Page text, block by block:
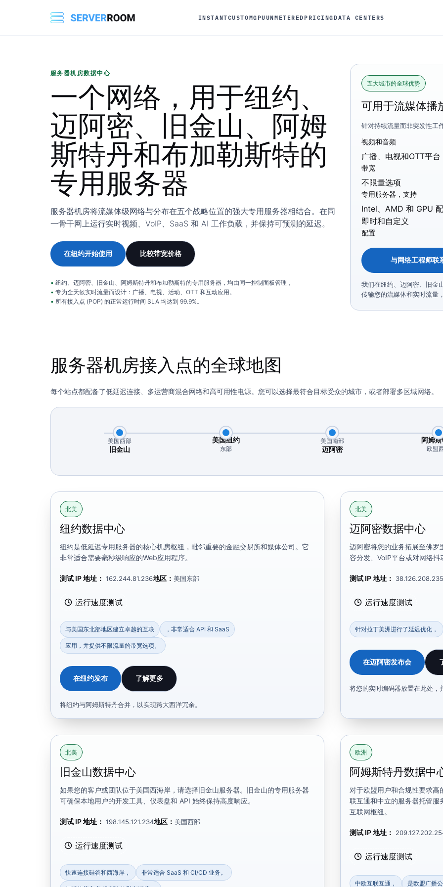
INSTANTCUSTOMGPUUNMETERED PRICING DATA CENTERS
服务器机房数据中心
一个网络，用于纽约、
迈阿密、旧金山、阿姆
斯特丹和布加勒斯特的
专用服务器
服务器机房将流媒体级网络与分布在五个战略位置的强大专用服务器相结合。在同
一骨干网上运行实时视频、VoIP、SaaS 和 AI 工作负载，并保持可预测的延迟。
在纽约开始使用 比较带宽价格
纽约、迈阿密、旧金山、阿姆斯特丹和布加勒斯特的专用服务器，均由同一控制面板管理，
专为全天候实时流量而设计：广播、电视、活动、OTT 和互动应用。
所有接入点 (POP) 的正常运行时间 SLA 均达到 99.9%。
五大城市的全球优势
可用于流媒体播
针对持续流量而非突发性工
视频和音频
广播、电视和OTT平台
带宽
不限量选项
专用服务器，支持
Intel、AMD 和 GPU
即时和自定义
配置
与网络工程师联
我们在纽约、迈阿密、旧金
传输您的流媒体和实时流量
服务器机房接入点的全球地图
每个站点都配备了低延迟连接、多运营商混合网络和高可用性电源。您可以选择最符合目标受众的城市，或者部署多区域网络。
美国西部
旧金山
美国纽约
东部
美国南部
迈阿密
阿姆
欧盟
北美
纽约数据中心
纽约是低延迟专用服务器的核心机房枢纽，毗邻重要的金融交易所和媒体公司。它
非常适合需要毫秒级响应的Web应用程序。
测试 IP 地址： 162.244.81.236地区： 美国东部
运行速度测试
与美国东北部地区建立卓越的互联 ，非常适合 API 和 SaaS
应用，并提供不限流量的带宽选项。
在纽约发布 了解更多
将纽约与阿姆斯特丹合并，以实现跨大西洋冗余。
北美
迈阿密数据中心
迈阿密将您的业务拓展至佛罗
容分发、VoIP平台或对网络
测试 IP 地址： 38.126.208.235
运行速度测试
针对拉丁美洲进行了延迟优化，
在迈阿密发布会
将您的实时编码器放置在此处，
北美
旧金山数据中心
如果您的客户或团队位于美国西海岸，请选择旧金山服务器。旧金山的专用服务器
可确保本地用户的开发工具、仪表盘和 API 始终保持高度响应。
测试 IP 地址： 198.145.121.234地区： 美国西部
运行速度测试
快速连接硅谷和西海岸， 非常适合 SaaS 和 CI/CD 业务。
欧洲
阿姆斯特丹数据中
对于欧盟用户和合规性要求
联互通和中立的服务器托管服
互联网枢纽。
测试 IP 地址：
运行速度测试
中欧互联互通， 是欧盟广播